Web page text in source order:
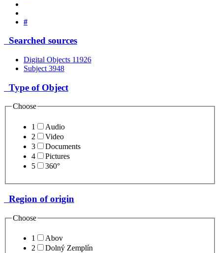
#
Searched sources
Digital Objects 11926
Subject 3948
Type of Object
Choose
1
Audio
2
Video
3
Documents
4
Pictures
5
360°
Region of origin
Choose
1
Abov
2
Dolný Zemplín